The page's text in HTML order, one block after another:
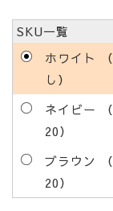
SKU一覧
ホワイト
し）
ネイビー
20）
ブラウン
20）